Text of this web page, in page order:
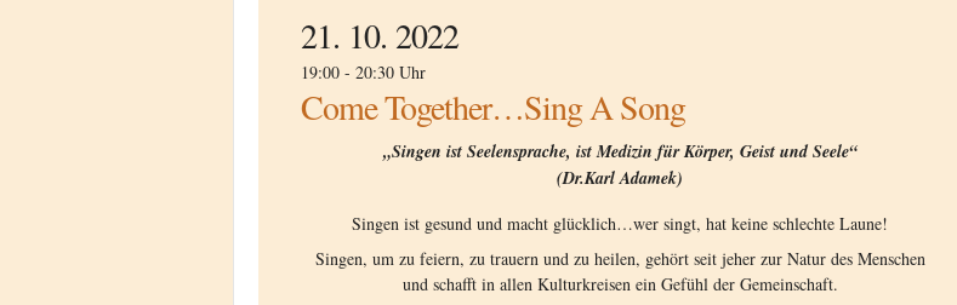
21. 10. 2022
19:00 - 20:30 Uhr
Come Together…Sing A Song
„Singen ist Seelensprache, ist Medizin für Körper, Geist und Seele“
(Dr.Karl Adamek)
Singen ist gesund und macht glücklich…wer singt, hat keine schlechte Laune!
Singen, um zu feiern, zu trauern und zu heilen, gehört seit jeher zur Natur des Menschen
und schafft in allen Kulturkreisen ein Gefühl der Gemeinschaft.